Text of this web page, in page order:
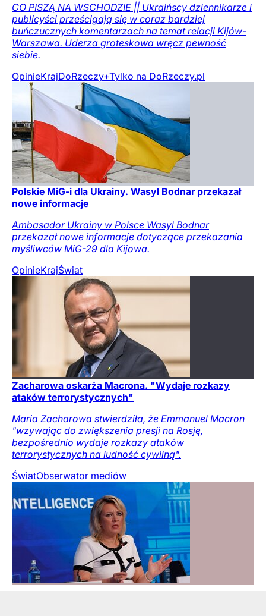
CO PISZĄ NA WSCHODZIE || Ukraińscy dziennikarze i
publicyści prześcigają się w coraz bardziej
buńczucznych komentarzach na temat relacji Kijów-
Warszawa. Uderza groteskowa wręcz pewność
siebie.
OpinieKrajDoRzeczy+Tylko na DoRzeczy.pl
Polskie MiG-i dla Ukrainy. Wasyl Bodnar przekazał
nowe informacje
Ambasador Ukrainy w Polsce Wasyl Bodnar
przekazał nowe informacje dotyczące przekazania
myśliwców MiG-29 dla Kijowa.
OpinieKrajŚwiat
Zacharowa oskarża Macrona. "Wydaje rozkazy
ataków terrorystycznych"
Maria Zacharowa stwierdziła, że Emmanuel Macron
"wzywając do zwiększenia presji na Rosję,
bezpośrednio wydaje rozkazy ataków
terrorystycznych na ludność cywilną".
ŚwiatObserwator mediów